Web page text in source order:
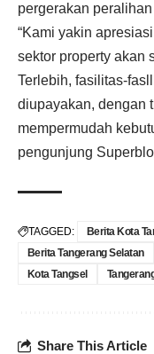
pergerakan
“Kami yakin
sektor property akan
Terlebih, fasilitas-
diupayakan, dengan
mempermudah
pengunjung
TAGGED: Berita Kota
Berita Tangerang Selatan
Kota Tangsel
Share This Article